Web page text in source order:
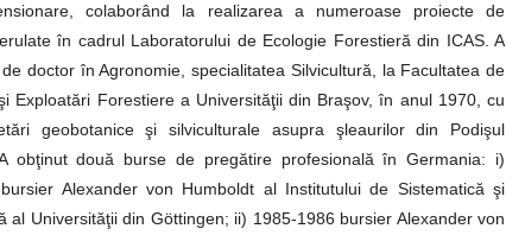
colaborând la realizarea a numeroase proiecte de
în cadrul Laboratorului de Ecologie Forestieră din ICAS. A
doctor în Agronomie, specialitatea Silvicultură, la Facultatea de
Exploatări Forestiere a Universităţii din Braşov, în anul 1970, cu
geobotanice şi silviculturale asupra şleaurilor din Podişul
A obţinut două burse de pregătire profesională în Germania: i)
Alexander von Humboldt al Institutului de Sistematică şi
al Universităţii din Göttingen; ii) 1985-1986 bursier Alexander von